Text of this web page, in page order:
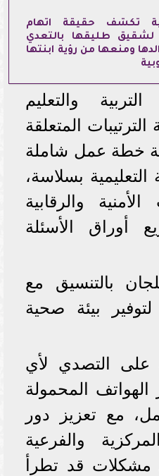
تكشف حقيقة اتهام
طليقها بالتعدي
ومنعها من رؤية ابنتها
والتعليم
الترتيبات المتعلقة
خطة عمل شاملة
بسلاسة،
والرقابية
أوراق الأسئلة
بالتنسيق مع
لتوفير بيئة صحية
على التصدي لأي
المحمولة
مع تعزيز دور
والفرعية
قد تطرأ